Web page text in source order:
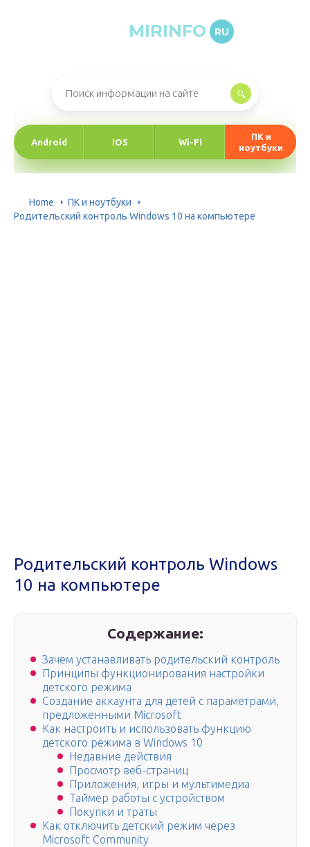
MIRINFO RU
Android IOS Wi-Fi
ПК и
ноутбуки
Home
ПК и ноутбуки
Родительский контроль Windows 10 на компьютере
Родительский контроль Windows
10 на компьютере
Содержание:
Зачем устанавливать родительский контроль
Принципы функционирования настройки
детского режима
Создание аккаунта для детей с параметрами,
предложенными Microsoft
Как настроить и использовать функцию
детского режима в Windows 10
Недавние действия
Просмотр веб-страниц
Приложения, игры и мультимедиа
Таймер работы с устройством
Покупки и траты
Как отключить детский режим через
Microsoft Community